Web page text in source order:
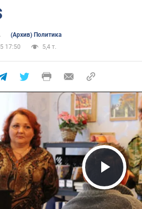
(Архив) Политика
17:50
5,4 т.
Play